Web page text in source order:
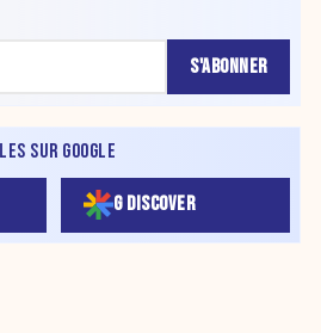
S'ABONNER
SUR GOOGLE
G DISCOVER